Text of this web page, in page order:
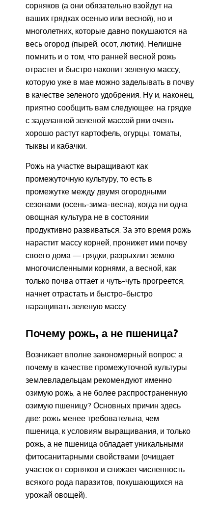
сорняков (а они обязательно взойдут на
ваших грядках осенью или весной), но и
многолетних, которые давно покушаются на
весь огород (пырей, осот, лютик). Нелишне
помнить и о том, что ранней весной рожь
отрастет и быстро накопит зеленую массу,
которую уже в мае можно заделывать в почву
в качестве зеленого удобрения. Ну и, наконец,
приятно сообщить вам следующее: на грядке
с заделанной зеленой массой ржи очень
хорошо растут картофель, огурцы, томаты,
тыквы и кабачки.
Рожь на участке выращивают как
промежуточную культуру, то есть в
промежутке между двумя огородными
сезонами (осень-зима-весна), когда ни одна
овощная культура не в состоянии
продуктивно развиваться. За это время рожь
нарастит массу корней, пронижет ими почву
своего дома — грядки, разрыхлит землю
многочисленными корнями, а весной, как
только почва оттает и чуть-чуть прогреется,
начнет отрастать и быстро-быстро
наращивать зеленую массу.
Почему рожь, а не пшеница?
Возникает вполне закономерный вопрос: а
почему в качестве промежуточной культуры
землевладельцам рекомендуют именно
озимую рожь, а не более распространенную
озимую пшеницу? Основных причин здесь
две: рожь менее требовательна, чем
пшеница, к условиям выращивания, и только
рожь, а не пшеница обладает уникальными
фитосанитарными свойствами (очищает
участок от сорняков и снижает численность
всякого рода паразитов, покушающихся на
урожай овощей).